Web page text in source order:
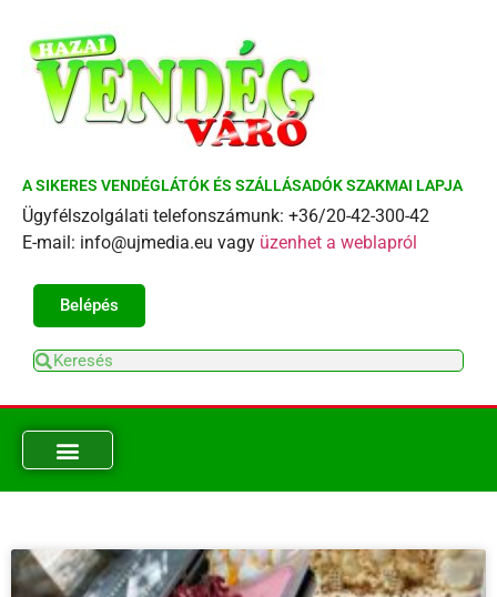
A SIKERES VENDÉGLÁTÓK ÉS SZÁLLÁSADÓK SZAKMAI LAPJA
Ügyfélszolgálati telefonszámunk: +36/20-42-300-42
E-mail: info@ujmedia.eu vagy üzenhet a weblapról
Belépés